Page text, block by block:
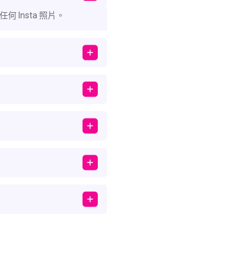
何 Insta 照片。